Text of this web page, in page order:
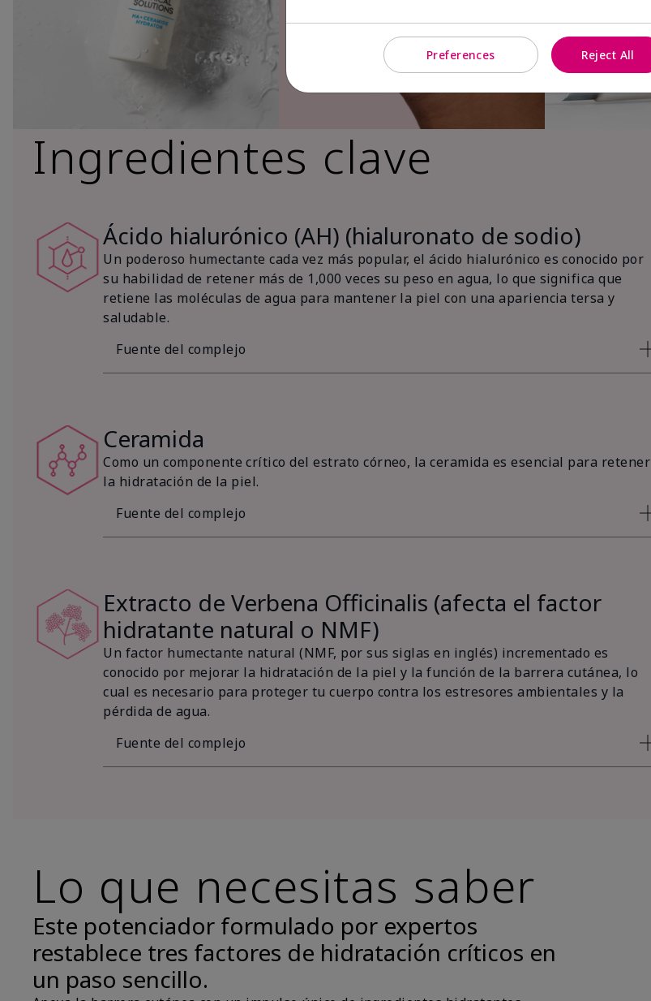
Ingredientes clave
Ácido hialurónico (AH) (hialuronato de sodio)
Un poderoso humectante cada vez más popular, el ácido hialurónico es conocido por
su habilidad de retener más de 1,000 veces su peso en agua, lo que significa que
retiene las moléculas de agua para mantener la piel con una apariencia tersa y
saludable.
Fuente del complejo
Ceramida
Como un componente crítico del estrato córneo, la ceramida es esencial para retener
la hidratación de la piel.
Fuente del complejo
Extracto de Verbena Officinalis (afecta el factor
hidratante natural o NMF)
Un factor humectante natural (NMF, por sus siglas en inglés) incrementado es
conocido por mejorar la hidratación de la piel y la función de la barrera cutánea, lo
cual es necesario para proteger tu cuerpo contra los estresores ambientales y la
pérdida de agua.
Fuente del complejo
Lo que necesitas saber
Este potenciador formulado por expertos
restablece tres factores de hidratación críticos en
un paso sencillo.
Preferences Reject All